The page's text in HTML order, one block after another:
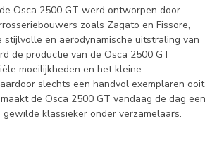
Osca 2500 GT werd ontworpen door
zoals Zagato en Fissore,
stijlvolle en aerodynamische uitstraling van
de productie van de Osca 2500 GT
moeilijkheden en het kleine
slechts een handvol exemplaren ooit
de Osca 2500 GT vandaag de dag een
klassieker onder verzamelaars.